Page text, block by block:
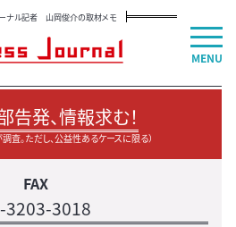
ーナル記者 山岡俊介の取材メモ
告発、情報求む！
査。ただし、公益性あるケースに限る）
FAX
3203-3018
MENU